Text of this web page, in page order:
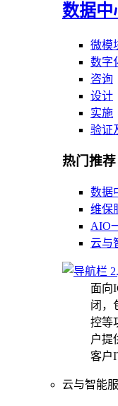
数据中
微模
数字
咨询
设计
实施
验证
热门推荐
数据
维保
AIO
云与
面向
闭，
控等
户提
客户
云与智能